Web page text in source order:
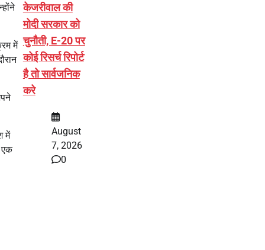
में
में
एक
केजरीवाल की
मोदी सरकार को
चुनौती, E-20 पर
कोई रिसर्च रिपोर्ट
है तो सार्वजनिक
करे
August
7, 2026
0